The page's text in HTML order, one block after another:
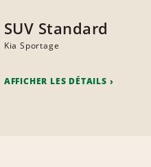
SUV Standard
Kia Sportage
AFFICHER LES DÉTAILS